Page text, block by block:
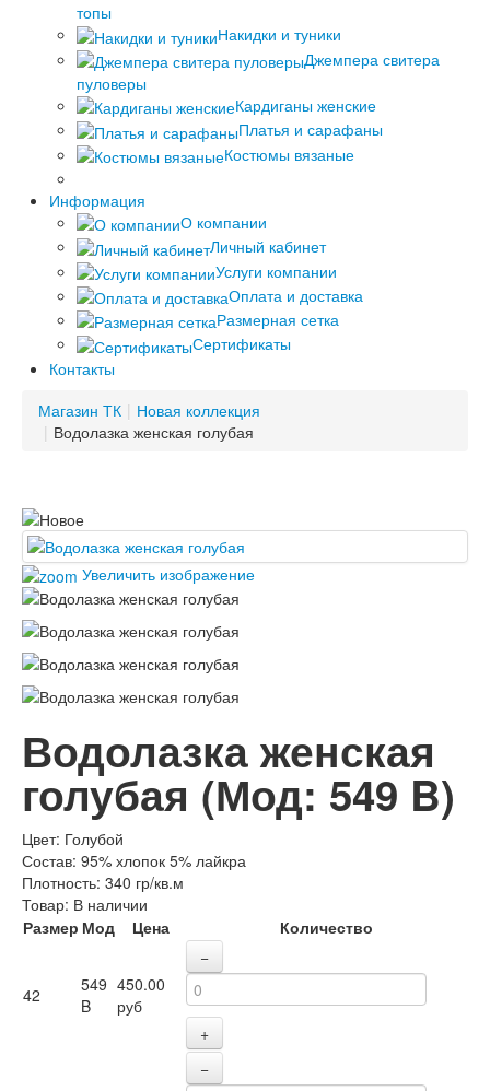
топы
Накидки и туники
Джемпера свитера
пуловеры
Кардиганы женские
Платья и сарафаны
Костюмы вязаные
Информация
О компании
Личный кабинет
Услуги компании
Оплата и доставка
Размерная сетка
Сертификаты
Контакты
Магазин ТК | Новая коллекция
| Водолазка женская голубая
Увеличить изображение
Водолазка женская
голубая (Мод: 549 B)
Цвет: Голубой
Состав: 95% хлопок 5% лайкра
Плотность: 340 гр/кв.м
Товар: В наличии
Размер Мод Цена Количество
42
549
B
450.00
руб
−
+
−